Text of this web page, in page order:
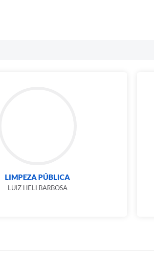
LIMPEZA PÚBLICA
LUIZ HELI BARBOSA